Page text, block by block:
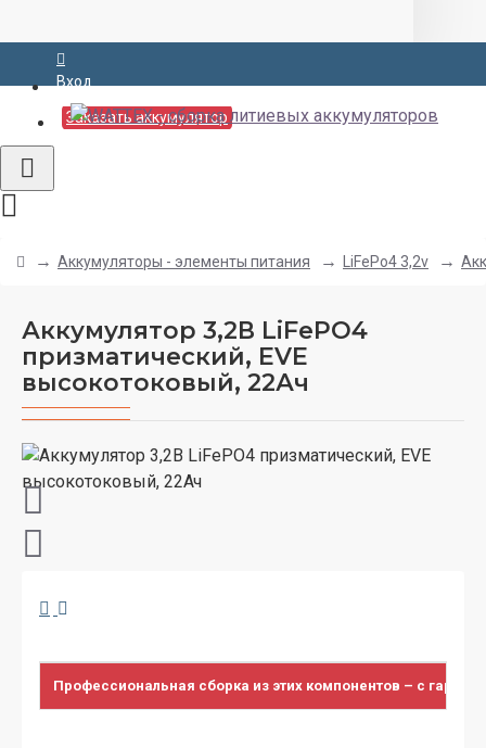
Вход
Заказать аккумулятор
Аккумуляторы - элементы питания LiFePo4 3,2v
Аккумулятор 3,2В LiFePO4
призматический, EVE
высокотоковый, 22Ач
Профессиональная сборка из этих компонентов – с